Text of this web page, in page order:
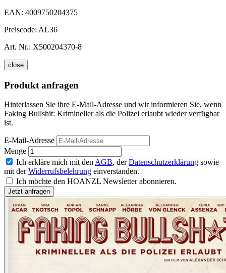
EAN: 4009750204375
Preiscode: AL36
Art. Nr.: X500204370-8
close
Produkt anfragen
Hinterlassen Sie ihre E-Mail-Adresse und wir informieren Sie, wenn
Faking Bullshit: Krimineller als die Polizei erlaubt wieder verfügbar
ist.
E-Mail-Adresse
Menge
Ich erkläre mich mit den AGB, derDatenschutzerklärung sowie
mit derWiderrufsbelehrung einverstanden.
Ich möchte den HOANZL Newsletter abonnieren.